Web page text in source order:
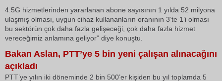
4.5G hizmetlerinden yararlanan abone sayısının 1 yılda 52 milyona
ulaşmış olması, uygun cihaz kullananların oranının 3’te 1’i olması
bu sektörün çok daha fazla gelişeceği, çok daha fazla hizmet
vereceğimiz anlamına geliyor” diye konuştu.
Bakan Aslan, PTT’ye 5 bin yeni çalışan alınacağını
açıkladı
PTT’ye yılın iki döneminde 2 bin 500’er kişiden bu yıl toplamda 5